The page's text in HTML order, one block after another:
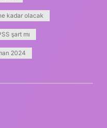
kadar olacak
şart mı
2024